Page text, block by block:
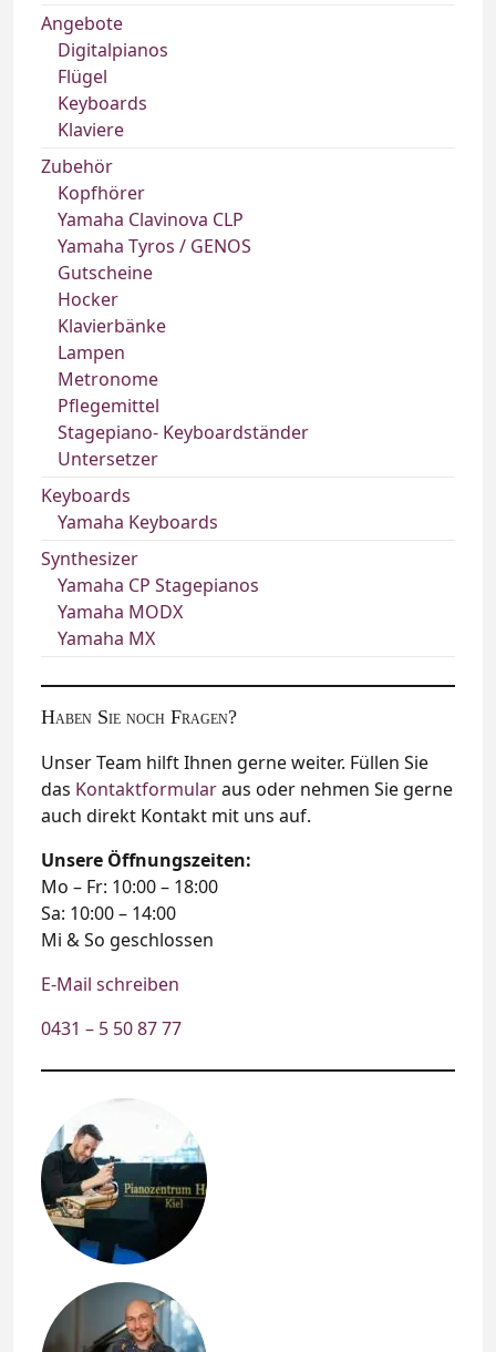
Angebote
Digitalpianos
Flügel
Keyboards
Klaviere
Zubehör
Kopfhörer
Yamaha Clavinova CLP
Yamaha Tyros / GENOS
Gutscheine
Hocker
Klavierbänke
Lampen
Metronome
Pflegemittel
Stagepiano- Keyboardständer
Untersetzer
Keyboards
Yamaha Keyboards
Synthesizer
Yamaha CP Stagepianos
Yamaha MODX
Yamaha MX
Haben Sie noch Fragen?
Unser Team hilft Ihnen gerne weiter. Füllen Sie
das Kontaktformularaus oder nehmen Sie gerne
auch direkt Kontakt mit uns auf.
Unsere Öffnungszeiten:
Mo – Fr: 10:00 – 18:00
Sa: 10:00 – 14:00
Mi & So geschlossen
E-Mail schreiben
0431 – 5 50 87 77